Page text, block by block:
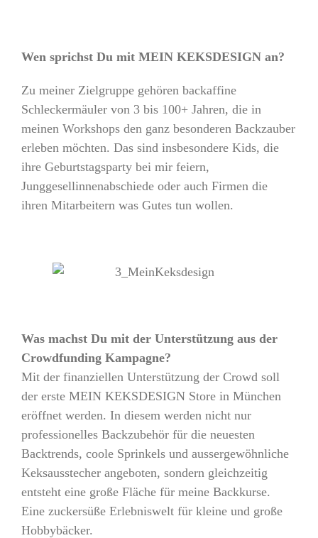
Wen sprichst Du mit MEIN KEKSDESIGN an?
Zu meiner Zielgruppe gehören backaffine
Schleckermäuler von 3 bis 100+ Jahren, die in
meinen Workshops den ganz besonderen Backzauber
erleben möchten. Das sind insbesondere Kids, die
ihre Geburtstagsparty bei mir feiern,
Junggesellinnenabschiede oder auch Firmen die
ihren Mitarbeitern was Gutes tun wollen.
Was machst Du mit der Unterstützung aus der
Crowdfunding Kampagne?
Mit der finanziellen Unterstützung der Crowd soll
der erste MEIN KEKSDESIGN Store in München
eröffnet werden. In diesem werden nicht nur
professionelles Backzubehör für die neuesten
Backtrends, coole Sprinkels und aussergewöhnliche
Keksausstecher angeboten, sondern gleichzeitig
entsteht eine große Fläche für meine Backkurse.
Eine zuckersüße Erlebniswelt für kleine und große
Hobbybäcker.